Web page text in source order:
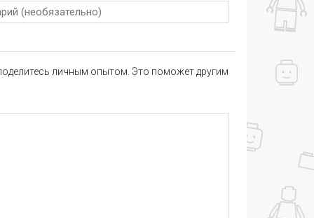
личным опытом. Это поможет другим